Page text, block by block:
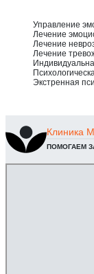
Управление
Лечение
Лечение
Лечение
Экстренная
Клиника
ПОМОГАЕМ